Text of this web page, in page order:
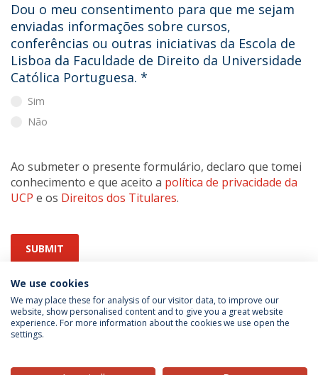
Dou o meu consentimento para que me sejam
enviadas informações sobre cursos,
conferências ou outras iniciativas da Escola de
Lisboa da Faculdade de Direito da Universidade
Católica Portuguesa. *
Sim
Não
Ao submeter o presente formulário, declaro que tomei
conhecimento e que aceito a política de privacidade da
UCP e os Direitos dos Titulares.
SUBMIT
Privacy Policy
We use cookies
We may place these for analysis of our visitor data, to improve our
website, show personalised content and to give you a great website
experience. For more information about the cookies we use open the
settings.